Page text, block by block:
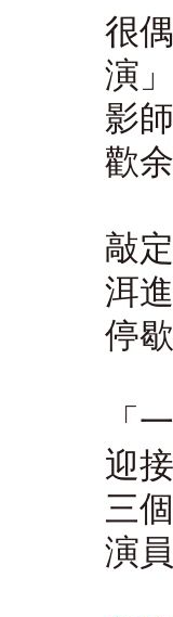
很
演
影
歡
敲
洱
停
「
迎
三
演